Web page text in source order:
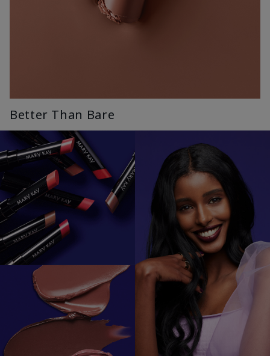
Better Than Bare